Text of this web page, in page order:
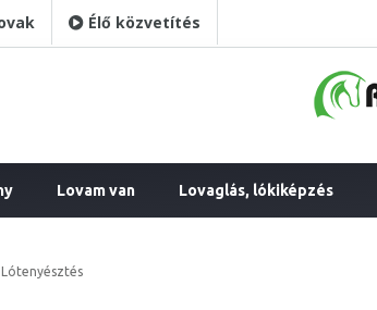
Élő közvetítés
Lovam van Lovaglás, lókiképzés
Lótenyésztés